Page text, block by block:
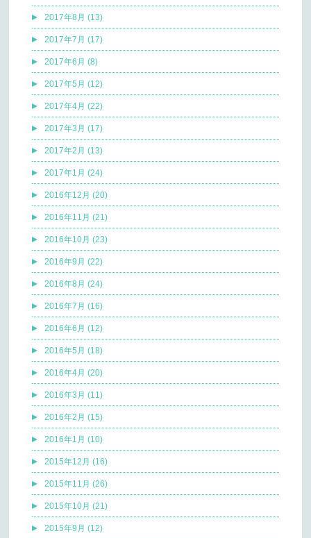
2017年8月 (13)
2017年7月 (17)
2017年6月 (8)
2017年5月 (12)
2017年4月 (22)
2017年3月 (17)
2017年2月 (13)
2017年1月 (24)
2016年12月 (20)
2016年11月 (21)
2016年10月 (23)
2016年9月 (22)
2016年8月 (24)
2016年7月 (16)
2016年6月 (12)
2016年5月 (18)
2016年4月 (20)
2016年3月 (11)
2016年2月 (15)
2016年1月 (10)
2015年12月 (16)
2015年11月 (26)
2015年10月 (21)
2015年9月 (12)